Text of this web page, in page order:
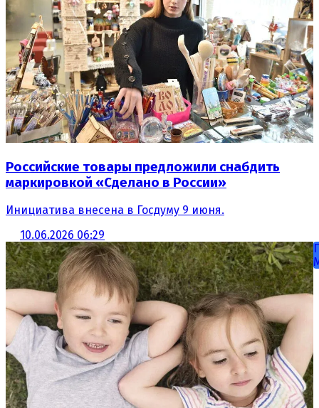
Российские товары предложили снабдить
маркировкой «Сделано в России»
Инициатива внесена в Госдуму 9 июня.
10.06.2026 06:29